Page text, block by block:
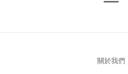
關於我們